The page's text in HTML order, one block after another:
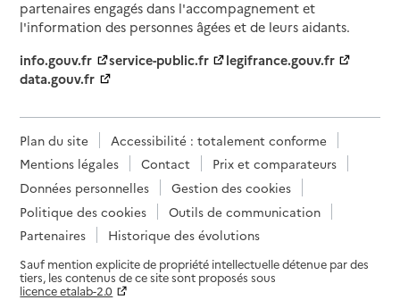
partenaires engagés dans l'accompagnement et
l'information des personnes âgées et de leurs aidants.
info.gouv.fr
service-public.fr
legifrance.gouv.fr
data.gouv.fr
Plan du site
Accessibilité : totalement conforme
Mentions légales
Contact
Prix et comparateurs
Données personnelles
Gestion des cookies
Politique des cookies
Outils de communication
Partenaires
Historique des évolutions
Sauf mention explicite de propriété intellectuelle détenue par des
tiers, les contenus de ce site sont proposés sous
licence etalab-2.0